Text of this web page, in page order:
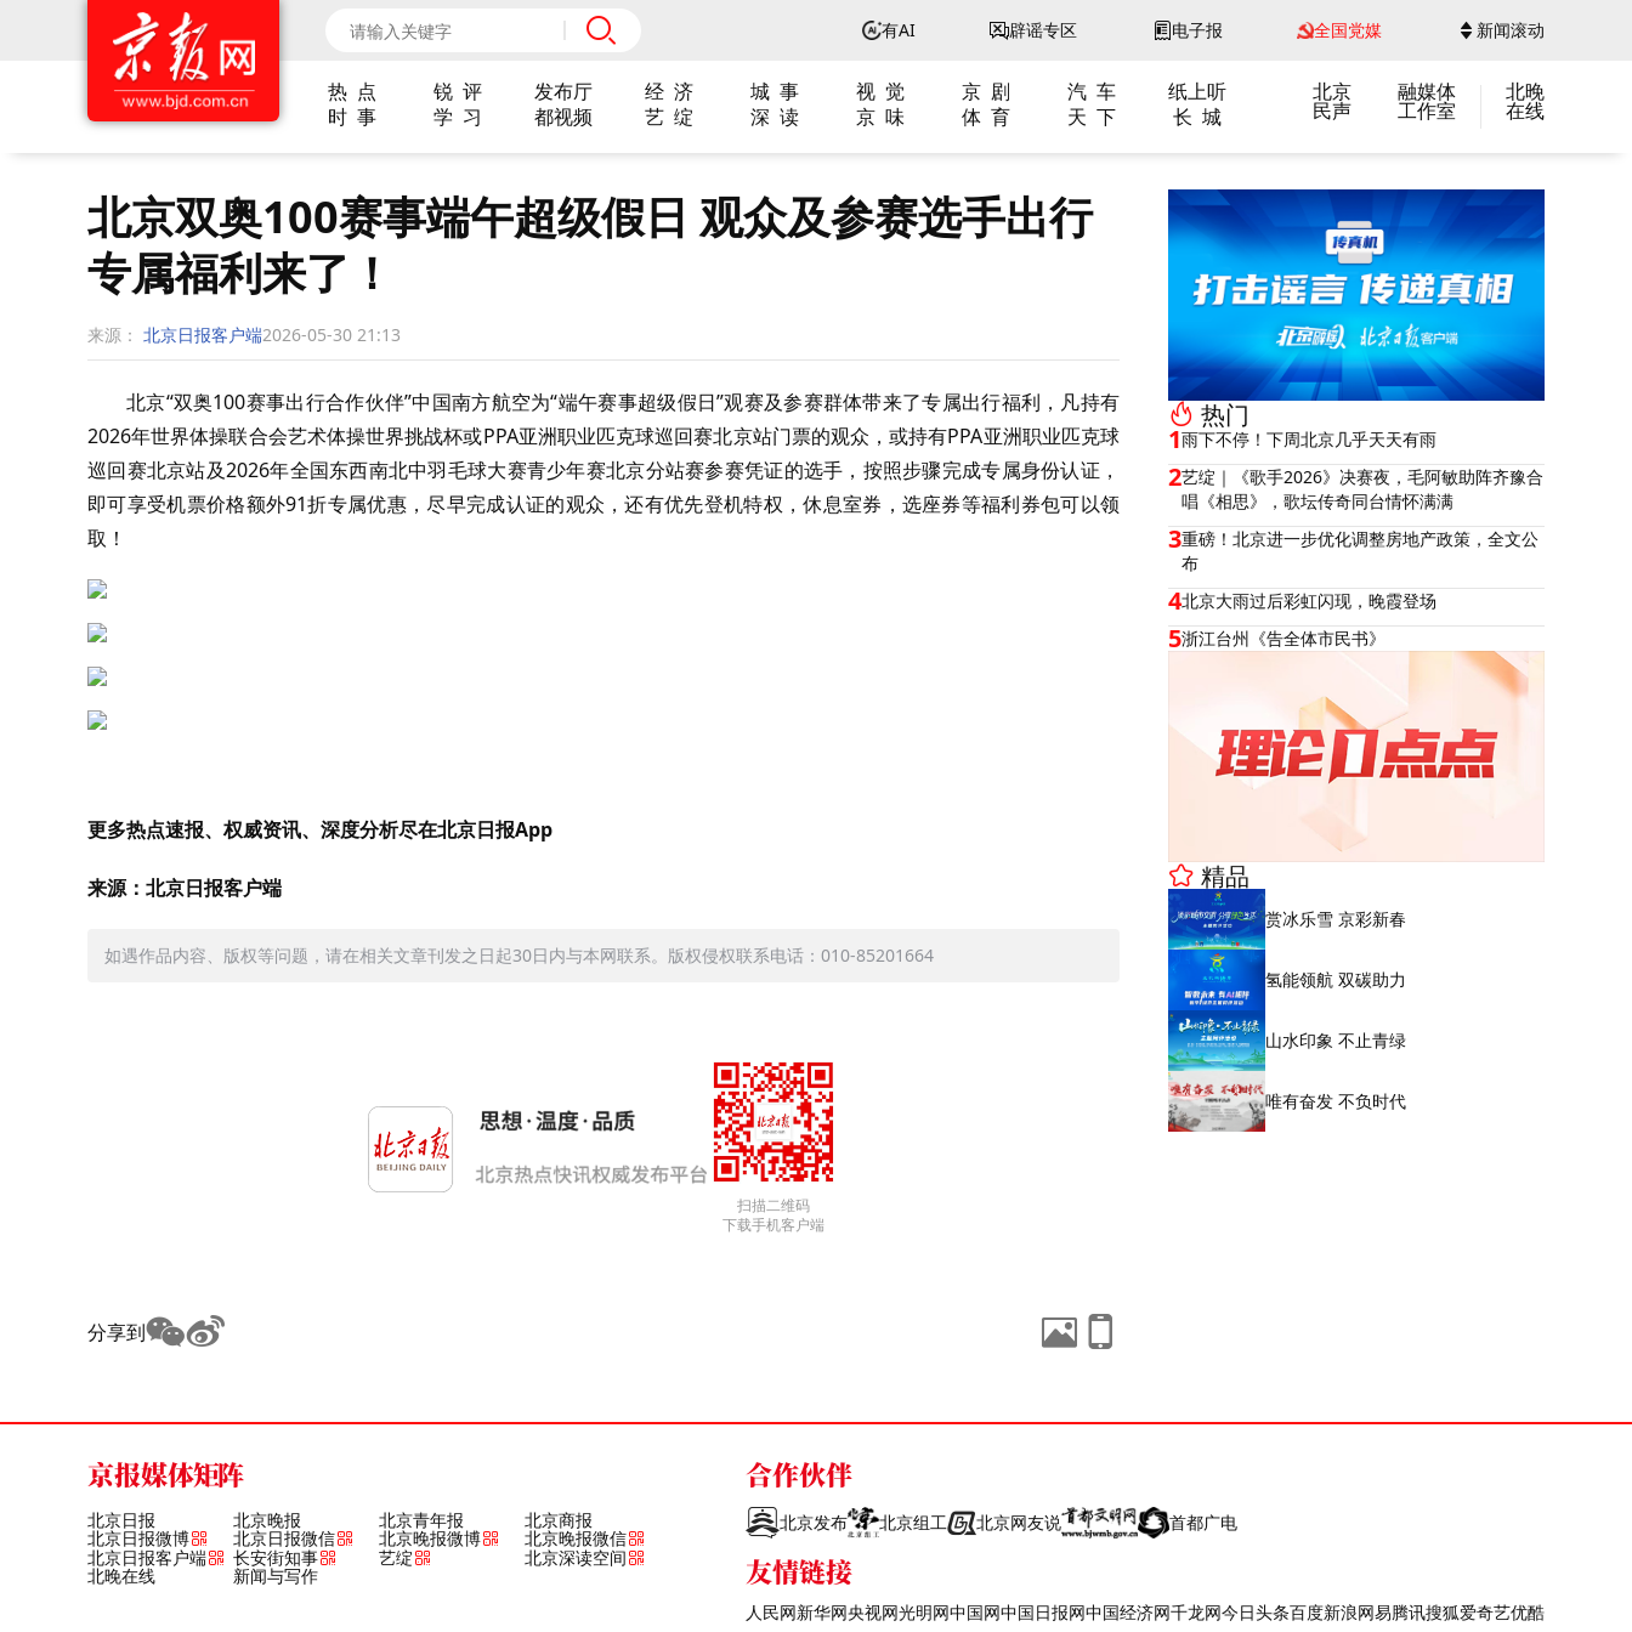
有AI 辟谣专区 电子报 全国党媒 新闻滚动
热 点 锐 评 发布厅 经 济 城 事 视 觉 京 剧 汽 车
纸上听
时 事
学 习 都视频 艺 绽 深 读 京 味 体 育 天 下 长 城
北京
民声
融媒体
工作室
北晚
在线
北京双奥100赛事端午超级假日 观众及参赛选手出行
专属福利来了！
来源： 北京日报客户端2026-05-30 21:13
北京“双奥100赛事出行合作伙伴”中国南方航空为“端午赛事超级假日”观赛及参赛群体带来了专属出行福利，凡持有
2026年世界体操联合会艺术体操世界挑战杯或PPA亚洲职业匹克球巡回赛北京站门票的观众，或持有PPA亚洲职业匹克球
巡回赛北京站及2026年全国东西南北中羽毛球大赛青少年赛北京分站赛参赛凭证的选手，按照步骤完成专属身份认证，
即可享受机票价格额外91折专属优惠，尽早完成认证的观众，还有优先登机特权，休息室券，选座券等福利券包可以领
取！
更多热点速报、权威资讯、深度分析尽在北京日报App
来源：北京日报客户端
如遇作品内容、版权等问题，请在相关文章刊发之日起30日内与本网联系。版权侵权联系电话：010-85201664
扫描二维码
下载手机客户端
分享到
热门
1雨下不停！下周北京几乎天天有雨
2艺绽｜《歌手2026》决赛夜，毛阿敏助阵齐豫合
唱《相思》，歌坛传奇同台情怀满满
3重磅！北京进一步优化调整房地产政策，全文公
布
4北京大雨过后彩虹闪现，晚霞登场
5浙江台州《告全体市民书》
精品
赏冰乐雪 京彩新春
氢能领航 双碳助力
山水印象 不止青绿
唯有奋发 不负时代
京报媒体矩阵
北京日报 北京晚报 北京青年报 北京商报
北京日报微博 北京日报微信 北京晚报微博
北京晚报微信
北京日报客户端
长安街知事 艺绽 北京深读空间
北晚在线 新闻与写作
合作伙伴
北京发布 北京组工 北京网友说 首都广电
友情链接
人民网新华网央视网光明网中国网中国日报网中国经济网千龙网今日头条百度新浪网易腾讯搜狐爱奇艺优酷